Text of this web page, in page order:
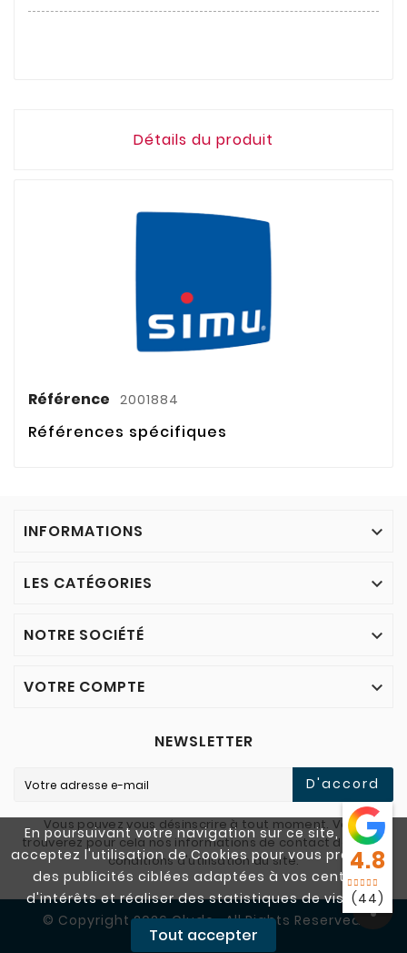
En poursuivant votre navigation sur ce site, vous
acceptez l'utilisation de Cookies pour vous proposer
des publicités ciblées adaptées à vos centres
d'intérêts et réaliser des statistiques de visites.
Tout accepter
Détails du produit
Référence 2001884
Références spécifiques
INFORMATIONS 
LES CATÉGORIES 
NOTRE SOCIÉTÉ 
VOTRE COMPTE 
NEWSLETTER
D'accord
Vous pouvez vous désinscrire à tout moment. Vous
trouverez pour cela nos informations de contact dans les
conditions d'utilisation du site.
© Copyright 2026 Cludo . All Rights Reserved.
4.8
(44)